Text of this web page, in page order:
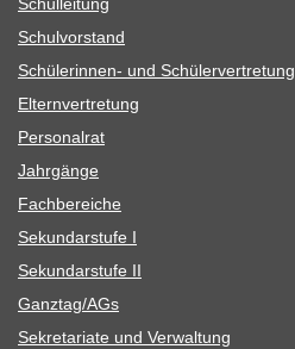
Schul­lei­tung
Schul­vor­stand
Schü­le­rin­nen- und Schülervertretung
Eltern­ver­tre­tung
Per­so­nal­rat
Jahr­gänge
Fach­be­rei­che
Sekun­dar­stufe I
Sekun­dar­stufe II
Ganztag/​​AGs
Sekre­ta­riate und Verwaltung